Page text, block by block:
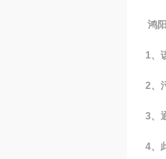
鸿
1、
2、
3、
4、